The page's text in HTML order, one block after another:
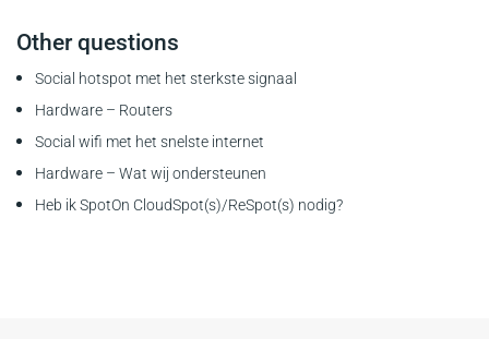
Other questions
Social hotspot met het sterkste signaal
Hardware – Routers
Social wifi met het snelste internet
Hardware – Wat wij ondersteunen
Heb ik SpotOn CloudSpot(s)/ReSpot(s) nodig?